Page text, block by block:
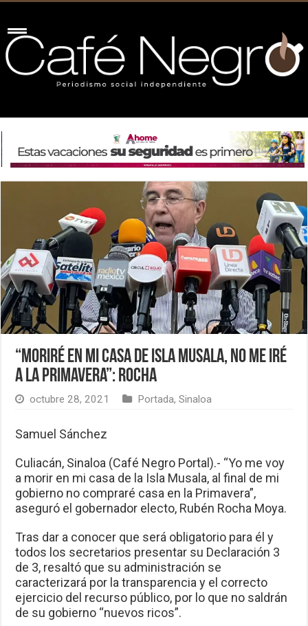
“Moriré en mi casa de Isla Musala, no me iré
a La Primavera”: Rocha
octubre 28, 2021 Portada,Sinaloa
Samuel Sánchez
Culiacán, Sinaloa (Café Negro Portal).- “Yo me voy
a morir en mi casa de la Isla Musala, al final de mi
gobierno no compraré casa en la Primavera”,
aseguró el gobernador electo, Rubén Rocha Moya.
Tras dar a conocer que será obligatorio para él y
todos los secretarios presentar su Declaración 3
de 3, resaltó que su administración se
caracterizará por la transparencia y el correcto
ejercicio del recurso público, por lo que no saldrán
de su gobierno “nuevos ricos”.